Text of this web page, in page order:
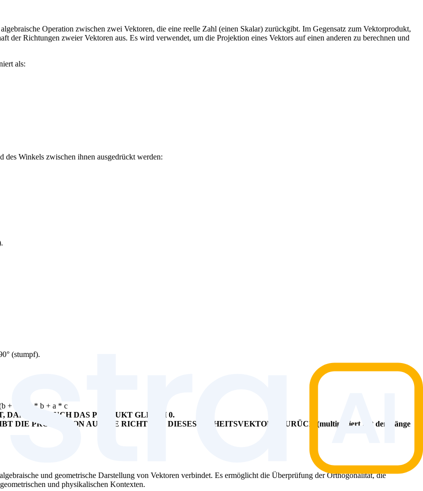
Operation zwischen zwei Vektoren, die eine reelle Zahl (einen Skalar) zurückgibt. Im Gegensatz zum Vektorprodukt,
der Richtungen zweier Vektoren aus. Es wird verwendet, um die Projektion eines Vektors auf einen anderen zu berechnen und
als:
Winkels zwischen ihnen ausgedrückt werden:
(stumpf).
+ c) = a * b + a * c
DANN IST AUCH DAS PRODUKT GLEICH 0.
DIE PROJEKTION AUF DIE RICHTUNG DIESES EINHEITSVEKTORS ZURÜCK (multipliziert mit der Länge
und geometrische Darstellung von Vektoren verbindet. Es ermöglicht die Überprüfung der Orthogonalität, die
und physikalischen Kontexten.